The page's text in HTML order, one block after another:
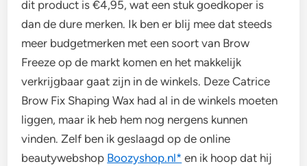
dit product is €4,95, wat een stuk goedkoper is
dan de dure merken. Ik ben er blij mee dat steeds
meer budgetmerken met een soort van Brow
Freeze op de markt komen en het makkelijk
verkrijgbaar gaat zijn in de winkels. Deze Catrice
Brow Fix Shaping Wax had al in de winkels moeten
liggen, maar ik heb hem nog nergens kunnen
vinden. Zelf ben ik geslaagd op de online
beautywebshop Boozyshop.nl* en ik hoop dat hij